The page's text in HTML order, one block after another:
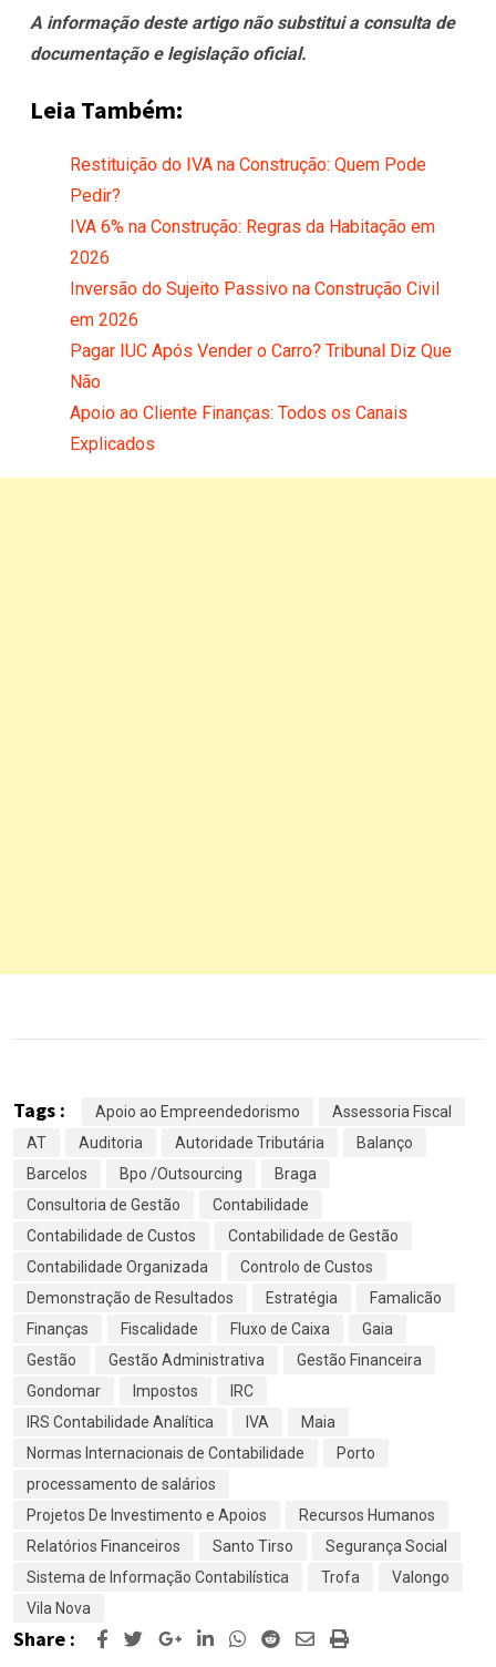
A informação deste artigo não substitui a consulta de
documentação e legislação oficial.
Leia Também:
Restituição do IVA na Construção: Quem Pode
Pedir?
IVA 6% na Construção: Regras da Habitação em
2026
Inversão do Sujeito Passivo na Construção Civil
em 2026
Pagar IUC Após Vender o Carro? Tribunal Diz Que
Não
Apoio ao Cliente Finanças: Todos os Canais
Explicados
Tags : Apoio ao Empreendedorismo
Assessoria Fiscal
AT
Auditoria Autoridade Tributária
Balanço
Barcelos
Bpo /Outsourcing
Braga
Consultoria de Gestão
Contabilidade
Contabilidade de Custos
Contabilidade de Gestão
Contabilidade Organizada
Controlo de Custos
Demonstração de Resultados
Estratégia
Famalicão
Finanças
Fiscalidade Fluxo de Caixa
Gaia
Gestão
Gestão Administrativa
Gestão Financeira
Gondomar
Impostos
IRC
IRS Contabilidade Analítica
IVA
Maia
Normas Internacionais de Contabilidade
Porto
processamento de salários
Projetos De Investimento e Apoios
Recursos Humanos
Relatórios Financeiros
Santo Tirso
Segurança Social
Sistema de Informação Contabilística
Trofa
Valongo
Vila Nova
Share : Google+LinkedInWhatsapp
RedditSharePrint